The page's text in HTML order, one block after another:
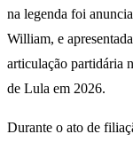
na legenda foi
William, e
articulação partidária
de Lula em 2026.
Durante o ato de